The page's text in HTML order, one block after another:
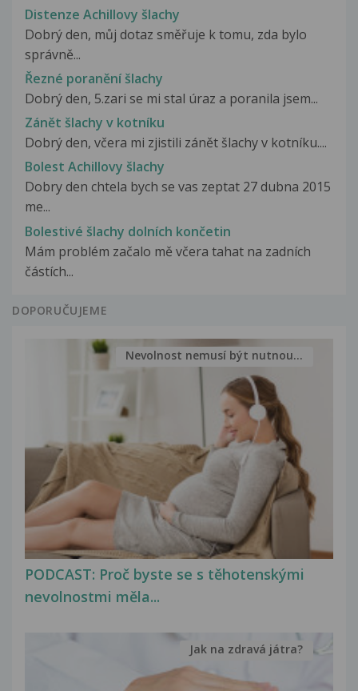
Distenze Achillovy šlachy
Dobrý den, můj dotaz směřuje k tomu, zda bylo
správně...
Řezné poranění šlachy
Dobrý den, 5.zari se mi stal úraz a poranila jsem...
Zánět šlachy v kotníku
Dobrý den, včera mi zjistili zánět šlachy v kotníku....
Bolest Achillovy šlachy
Dobry den chtela bych se vas zeptat 27 dubna 2015
me...
Bolestivé šlachy dolních končetin
Mám problém začalo mě včera tahat na zadních
částích...
DOPORUČUJEME
PODCAST: Proč byste se s těhotenskými
nevolnostmi měla...
Nevolnost nemusí být nutnou...
Jak na zdravá játra?